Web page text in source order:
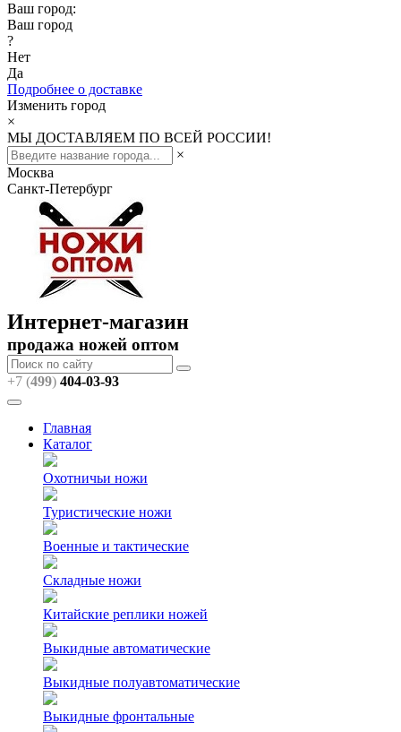
Ваш город:
Ваш город
?
Нет
Да
Подробнее о доставке
Изменить город
×
МЫ ДОСТАВЛЯЕМ ПО ВСЕЙ РОССИИ!
×
Москва
Санкт-Петербург
Интернет-магазин
продажа ножей оптом
+7 (499) 404-03-93
Главная
Каталог
Охотничьи ножи
Туристические ножи
Военные и тактические
Складные ножи
Китайские реплики ножей
Выкидные автоматические
Выкидные полуавтоматические
Выкидные фронтальные